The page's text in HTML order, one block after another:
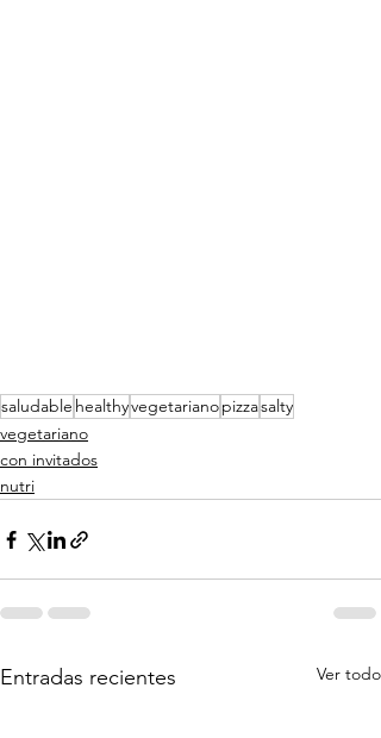
saludable healthyvegetarianopizzasalty
vegetariano
con invitados
nutri
Entradas recientes Ver todo